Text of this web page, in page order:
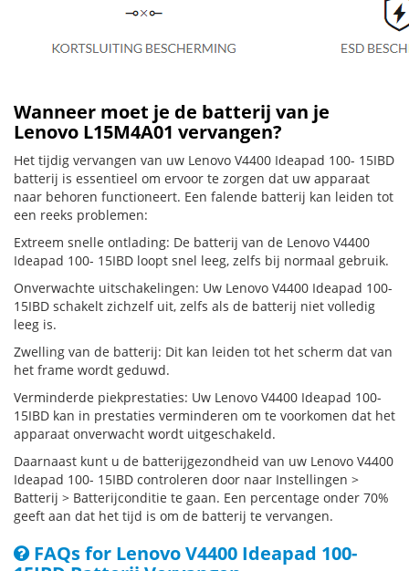
Wanneer moet je de batterij van je
Lenovo L15M4A01 vervangen?
Het tijdig vervangen van uw Lenovo V4400 Ideapad 100- 15IBD
batterij is essentieel om ervoor te zorgen dat uw apparaat
naar behoren functioneert. Een falende batterij kan leiden tot
een reeks problemen:
Extreem snelle ontlading: De batterij van de Lenovo V4400
Ideapad 100- 15IBD loopt snel leeg, zelfs bij normaal gebruik.
Onverwachte uitschakelingen: Uw Lenovo V4400 Ideapad 100-
15IBD schakelt zichzelf uit, zelfs als de batterij niet volledig
leeg is.
Zwelling van de batterij: Dit kan leiden tot het scherm dat van
het frame wordt geduwd.
Verminderde piekprestaties: Uw Lenovo V4400 Ideapad 100-
15IBD kan in prestaties verminderen om te voorkomen dat het
apparaat onverwacht wordt uitgeschakeld.
Daarnaast kunt u de batterijgezondheid van uw Lenovo V4400
Ideapad 100- 15IBD controleren door naar Instellingen >
Batterij > Batterijconditie te gaan. Een percentage onder 70%
geeft aan dat het tijd is om de batterij te vervangen.
FAQs for Lenovo V4400 Ideapad 100-